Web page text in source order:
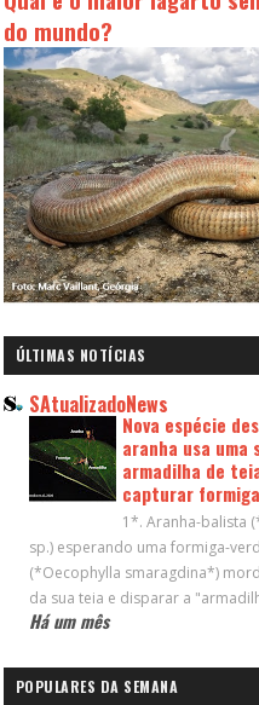
do mundo?
ÚLTIMAS NOTÍCIAS
SAtualizadoNews
Nova espécie
aranha usa uma
armadilha de
capturar
1*. Aranha-balista
sp.) esperando uma formiga-
(*Oecophylla smaragdina*)
da sua teia e disparar a
Há um mês
POPULARES DA SEMANA